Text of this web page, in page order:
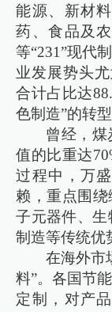
能源、新材
药、食品及
等“231”现代
业发展势头
合计占比达
色制造”的转型
曾经，煤
值的比重达
过程中，万
赖，重点围
子元器件、
制造等传统优
在海外市
料”。各国节
定制，对产